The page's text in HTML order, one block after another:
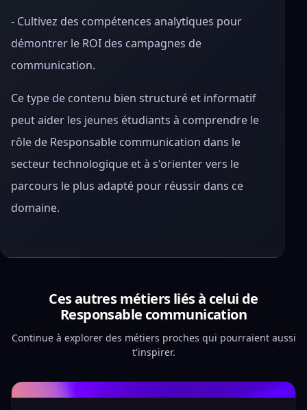
- Cultivez des compétences analytiques pour
démontrer le ROI des campagnes de
communication.
Ce type de contenu bien structuré et informatif
peut aider les jeunes étudiants à comprendre le
rôle de Responsable communication dans le
secteur technologique et à s'orienter vers le
parcours le plus adapté pour réussir dans ce
domaine.
Ces autres métiers liés à celui de
Responsable communication
Continue à explorer des métiers proches qui pourraient aussi
t'inspirer.